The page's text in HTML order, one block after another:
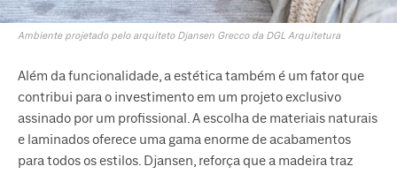
Ambiente projetado pelo arquiteto Djansen Grecco da DGL Arquitetura
Além da funcionalidade, a estética também é um fator que
contribui para o investimento em um projeto exclusivo
assinado por um profissional. A escolha de materiais naturais
e laminados oferece uma gama enorme de acabamentos
para todos os estilos. Djansen, reforça que a madeira traz